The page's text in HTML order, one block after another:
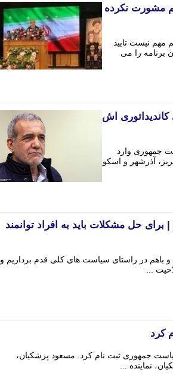
مشورت نکرده
مهم نیست تایید
را می
کاندیداتوری اش
جمهوری وارد
آذرشهر و اسکو
حل مشکلات باید به افراد توانمند
باهم در راستای سیاست های کلی قدم برداریم و
...
کرد
جمهوری ثبت نام کرد. مسعود پزشکیان،
نماینده ...